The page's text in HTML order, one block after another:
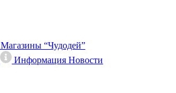
Магазины “Чудодей”
ИнформацияНовости